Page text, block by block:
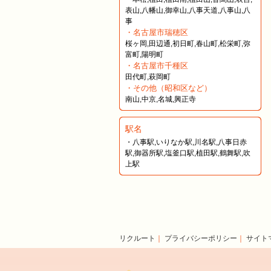
表山,八幡山,御幸山,八事天道,八事山,八
事
・名古屋市瑞穂区
桜ヶ岡,田辺通,初日町,春山町,松栄町,弥
富町,陽明町
・名古屋市千種区
田代町,萩岡町
・その他（昭和区など）
南山,中京,名城,興正寺
駅名
・八事駅,いりなか駅,川名駅,八事日赤
駅,御器所駅,塩釜口駅,植田駅,鶴舞駅,吹
上駅
リクルート ｜ プライバシーポリシー ｜ サイト